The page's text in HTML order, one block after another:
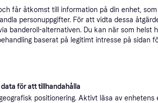
får åtkomst till information på din enhet,
personuppgifter. För att vidta dessa
banderoll-alternativen. Du kan när som helst
baserat på legitimt intresse på sidan
för att tillhandahålla
positionering. Aktivt läsa av enhetens